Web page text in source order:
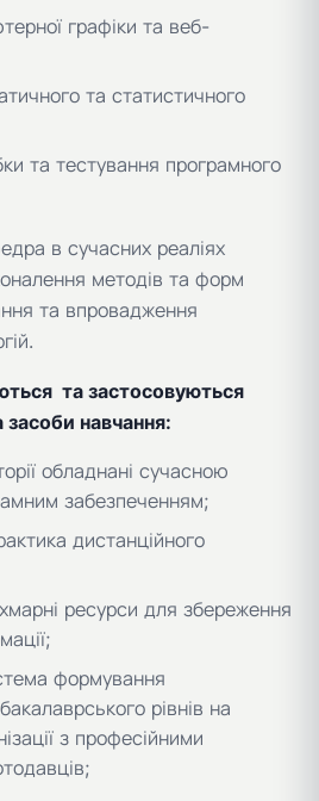
графіки та веб-
та статистичного
та тестування програмного
в сучасних реаліях
методів та форм
та впровадження
та застосовуються
засоби навчання:
обладнані сучасною
забезпеченням;
дистанційного
ресурси для збереження
формування
рівнів на
з професійними